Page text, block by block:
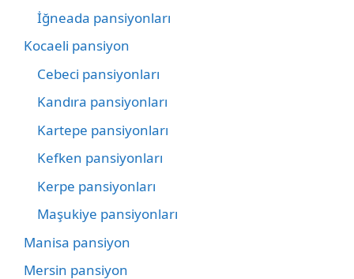
İğneada pansiyonları
Kocaeli pansiyon
Cebeci pansiyonları
Kandıra pansiyonları
Kartepe pansiyonları
Kefken pansiyonları
Kerpe pansiyonları
Maşukiye pansiyonları
Manisa pansiyon
Mersin pansiyon